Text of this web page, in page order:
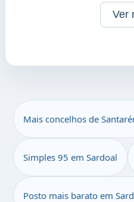
Ver
Mais concelhos de
Simples 95 em Sardoal
Posto mais barato em